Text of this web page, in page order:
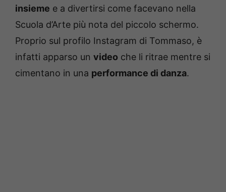
insieme e a divertirsi come facevano nella
Scuola d’Arte più nota del piccolo schermo.
Proprio sul profilo Instagram di Tommaso, è
infatti apparso un video che li ritrae mentre si
cimentano in una performance di danza.